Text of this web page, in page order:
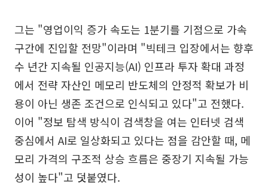
그는 "영업이익 증가 속도는 1분기를 기점으로 가속
구간에 진입할 전망"이라며 "빅테크 입장에서는 향후
수 년간 지속될 인공지능(AI) 인프라 투자 확대 과정
에서 전략 자산인 메모리 반도체의 안정적 확보가 비
용이 아닌 생존 조건으로 인식되고 있다"고 전했다.
이어 "정보 탐색 방식이 검색창을 여는 인터넷 검색
중심에서 AI로 일상화되고 있다는 점을 감안할 때, 메
모리 가격의 구조적 상승 흐름은 중장기 지속될 가능
성이 높다"고 덧붙였다.